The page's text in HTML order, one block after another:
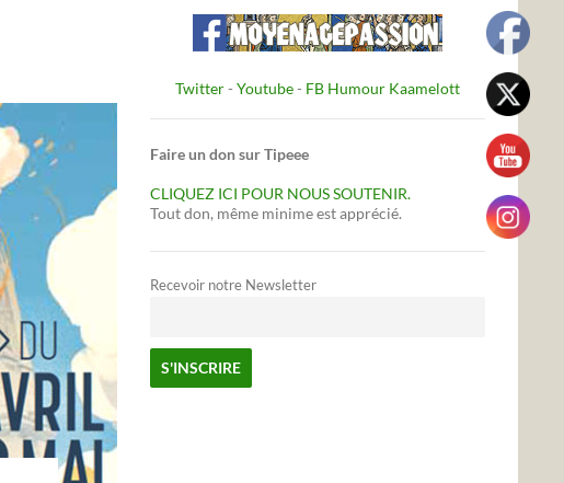
Twitter- Youtube- FB Humour Kaamelott
Faire un don sur Tipeee
CLIQUEZ ICI POUR NOUS SOUTENIR.
Tout don, même minime est apprécié.
Recevoir notre Newsletter